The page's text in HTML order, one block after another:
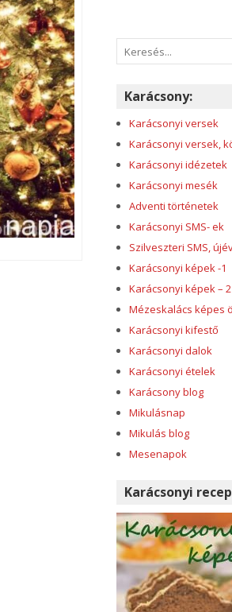
Karácsony:
Karácsonyi versek
Karácsonyi versek,
Karácsonyi idézetek
Karácsonyi mesék
Adventi történetek
Karácsonyi SMS- ek
Szilveszteri SMS,
Karácsonyi képek -1
Karácsonyi képek – 2
Mézeskalács képes
Karácsonyi kifestő
Karácsonyi dalok
Karácsonyi ételek
Karácsony blog
Mikulásnap
Mikulás blog
Mesenapok
Karácsonyi